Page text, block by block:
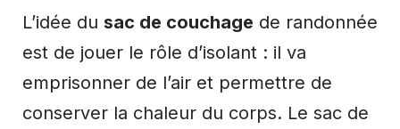
L’idée du sac de couchage de randonnée
est de jouer le rôle d’isolant : il va
emprisonner de l’air et permettre de
conserver la chaleur du corps. Le sac de